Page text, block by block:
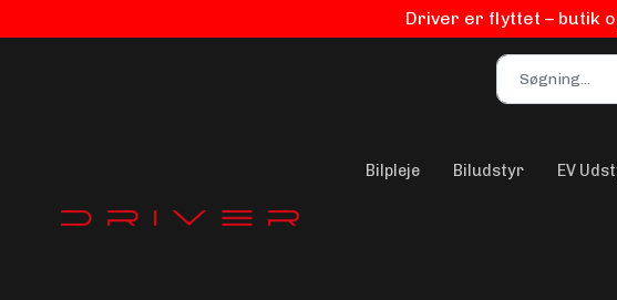
Driver er flyttet – butik
Bilpleje Biludstyr EV